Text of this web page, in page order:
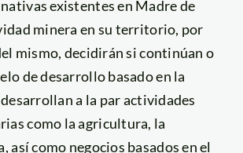
existentes en Madre de
minera en su territorio, por
mismo, decidirán si continúan o
de desarrollo basado en la
a la par actividades
como la agricultura, la
así como negocios basados en el